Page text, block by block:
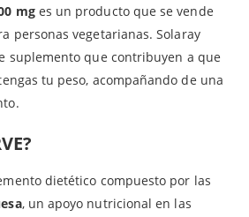
mg es un producto que se vende
personas vegetarianas. Solaray
suplemento que contribuyen a que
tu peso, acompañando de una
dietético compuesto por las
, un apoyo nutricional en las